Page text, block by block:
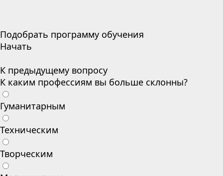
Подобрать программу обучения
Начать
К предыдущему вопросу
К каким профессиям вы больше склонны?
Гуманитарным
Техническим
Творческим